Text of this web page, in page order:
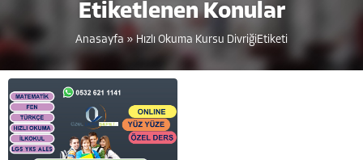
Etiketlenen Konular
Anasayfa » Hızlı Okuma Kursu DivriğiEtiketi